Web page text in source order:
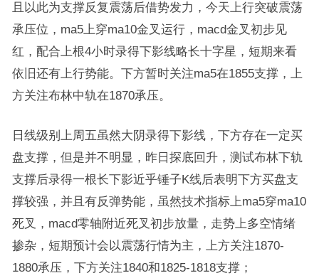
且以此为支撑反复震荡后借势发力，今天上行突破震荡
承压位，ma5上穿ma10金叉运行，macd金叉初步见
红，配合上根4小时录得下影线略长十字星，短期来看
依旧还有上行势能。下方暂时关注ma5在1855支撑，上
方关注布林中轨在1870承压。
日线级别上周五虽然大阴录得下影线，下方存在一定买
盘支撑，但是并不明显，昨日探底回升，测试布林下轨
支撑后录得一根长下影近乎锤子K线后表明下方买盘支
撑较强，并且有反弹势能，虽然技术指标上ma5穿ma10
死叉，macd零轴附近死叉初步放量，走势上多空情绪
掺杂，短期预计会以震荡行情为主，上方关注1870-
1880承压，下方关注1840和1825-1818支撑；